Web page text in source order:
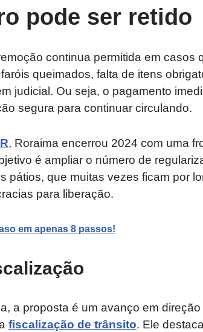
pode ser retido
continua permitida em casos
queimados, falta de itens
judicial. Ou seja, o pagamento
segura para continuar circulando.
, Roraima encerrou 2024 com uma
é ampliar o número de
pátios, que muitas vezes ficam por
para liberação.
em apenas 8 passos!
a proposta é um avanço em
fiscalização de trânsito. Ele